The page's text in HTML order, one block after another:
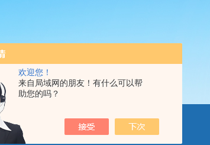
欢迎您！
来自局域网的朋友！有什么可以帮
助您的吗？